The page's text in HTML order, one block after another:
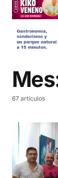
67 artículos